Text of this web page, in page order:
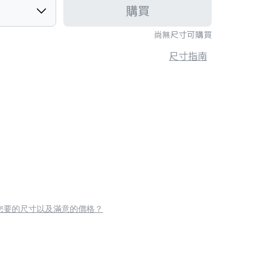
尚無尺寸可購買
購買
尺寸指南
要的尺寸以及滿意的價格？